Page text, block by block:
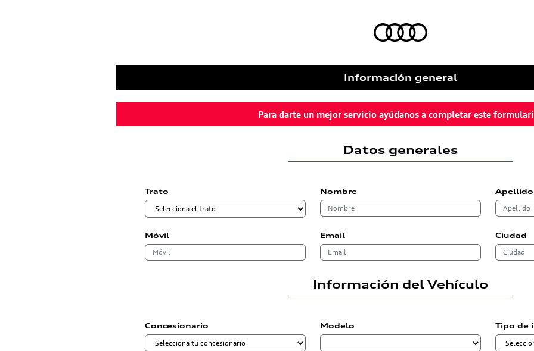
Información general
Para darte un mejor servicio ayúdanos a completar este
Datos generales
Trato Nombre Apellido
Móvil Email Ciudad
Información del Vehículo
Concesionario Modelo Tipo de